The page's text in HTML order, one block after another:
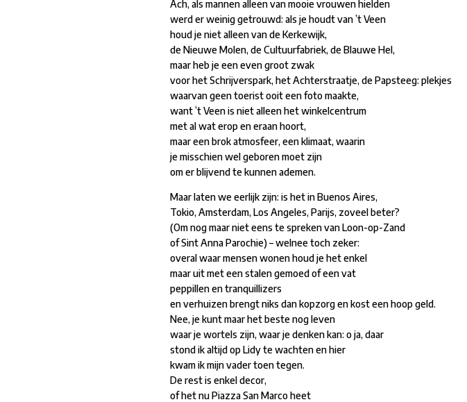
Ach, als mannen alleen van mooie vrouwen hielden
werd er weinig getrouwd: als je houdt van ’t Veen
houd je niet alleen van de Kerkewijk,
de Nieuwe Molen, de Cultuurfabriek, de Blauwe Hel,
maar heb je een even groot zwak
voor het Schrijverspark, het Achterstraatje, de Papsteeg: plekjes
waarvan geen toerist ooit een foto maakte,
want ’t Veen is niet alleen het winkelcentrum
met al wat erop en eraan hoort,
maar een brok atmosfeer, een klimaat, waarin
je misschien wel geboren moet zijn
om er blijvend te kunnen ademen.
Maar laten we eerlijk zijn: is het in Buenos Aires,
Tokio, Amsterdam, Los Angeles, Parijs, zoveel beter?
(Om nog maar niet eens te spreken van Loon-op-Zand
of Sint Anna Parochie) – welnee toch zeker:
overal waar mensen wonen houd je het enkel
maar uit met een stalen gemoed of een vat
peppillen en tranquillizers
en verhuizen brengt niks dan kopzorg en kost een hoop geld.
Nee, je kunt maar het beste nog leven
waar je wortels zijn, waar je denken kan: o ja, daar
stond ik altijd op Lidy te wachten en hier
kwam ik mijn vader toen tegen.
De rest is enkel decor,
of het nu Piazza San Marco heet